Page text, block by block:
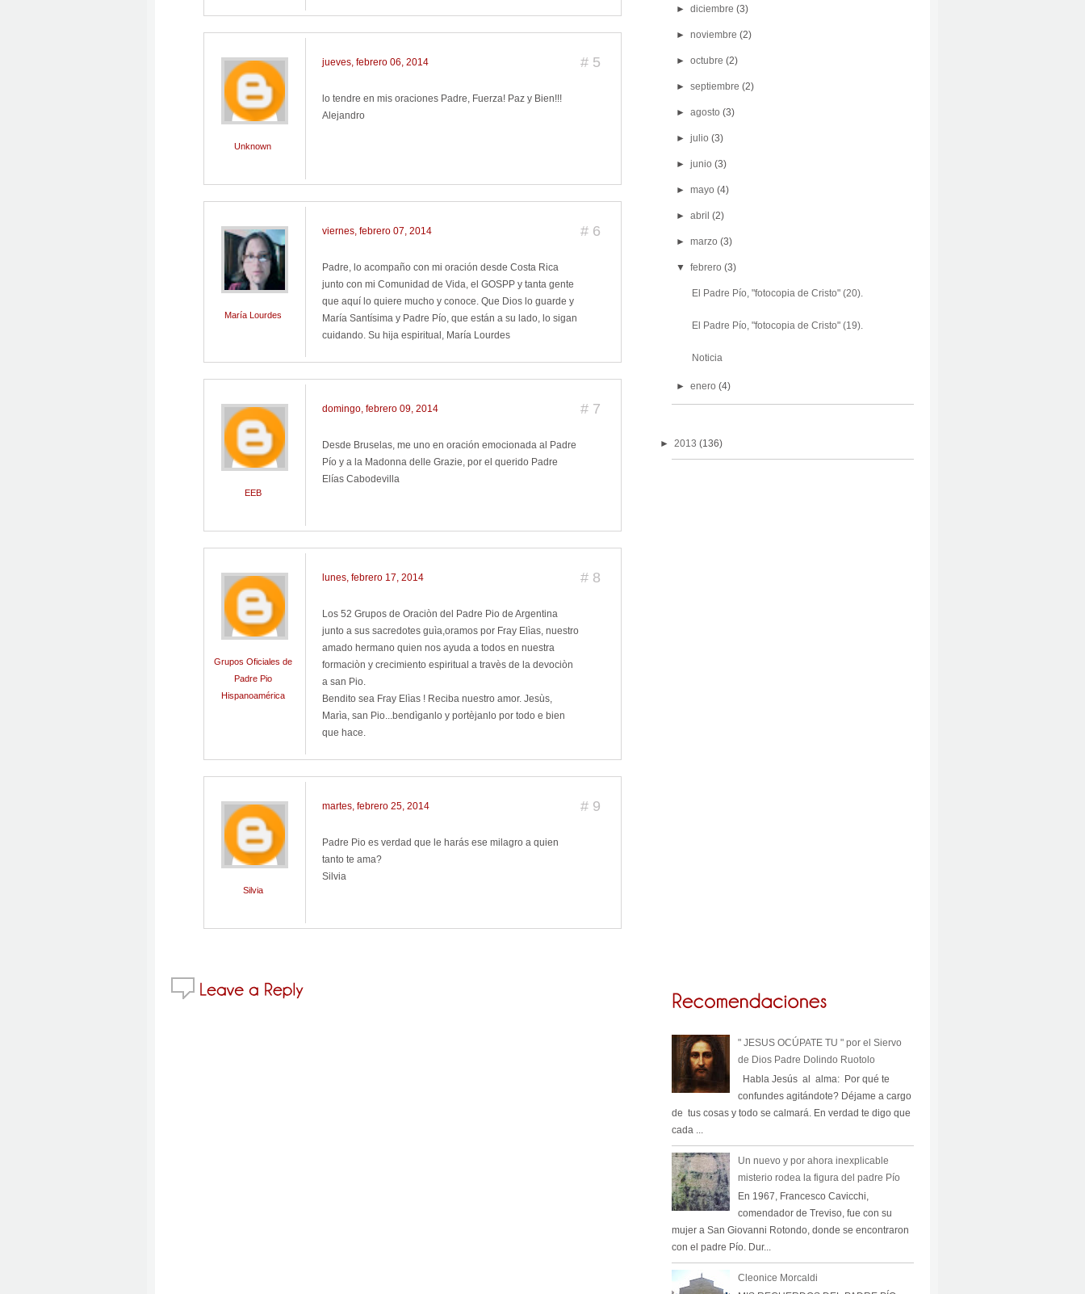
Unknown
jueves, febrero 06, 2014 # 5
lo tendre en mis oraciones Padre, Fuerza! Paz y Bien!!!
Alejandro
María Lourdes
viernes, febrero 07, 2014 # 6
Padre, lo acompaño con mi oración desde Costa Rica
junto con mi Comunidad de Vida, el GOSPP y tanta gente
que aquí lo quiere mucho y conoce. Que Dios lo guarde y
María Santísima y Padre Pío, que están a su lado, lo sigan
cuidando. Su hija espiritual, María Lourdes
EEB
domingo, febrero 09, 2014 # 7
Desde Bruselas, me uno en oración emocionada al Padre
Pío y a la Madonna delle Grazie, por el querido Padre
Elías Cabodevilla
Grupos Oficiales de
Padre Pio
Hispanoamérica
lunes, febrero 17, 2014 # 8
Los 52 Grupos de Oraciòn del Padre Pio de Argentina
junto a sus sacredotes guìa,oramos por Fray Elìas, nuestro
amado hermano quien nos ayuda a todos en nuestra
formaciòn y crecimiento espiritual a travès de la devociòn
a san Pio.
Bendito sea Fray Elìas ! Reciba nuestro amor. Jesùs,
Marìa, san Pio...bendìganlo y portèjanlo por todo e bien
que hace.
Silvia
martes, febrero 25, 2014 # 9
Padre Pio es verdad que le harás ese milagro a quien
tanto te ama?
Silvia
► diciembre (3)
► noviembre (2)
► octubre (2)
► septiembre (2)
► agosto (3)
► julio (3)
► junio (3)
► mayo (4)
► abril (2)
► marzo (3)
▼ febrero (3)
El Padre Pío, "fotocopia de Cristo" (20).
El Padre Pío, "fotocopia de Cristo" (19).
Noticia
► enero (4)
► 2013 (136)
" JESUS OCÚPATE TU " por el Siervo
de Dios Padre Dolindo Ruotolo
Habla Jesús al alma: Por qué te
confundes agitándote? Déjame a cargo
de tus cosas y todo se calmará. En verdad te digo que
cada ...
Un nuevo y por ahora inexplicable
misterio rodea la figura del padre Pío
En 1967, Francesco Cavicchi,
comendador de Treviso, fue con su
mujer a San Giovanni Rotondo, donde se encontraron
con el padre Pío. Dur...
Cleonice Morcaldi